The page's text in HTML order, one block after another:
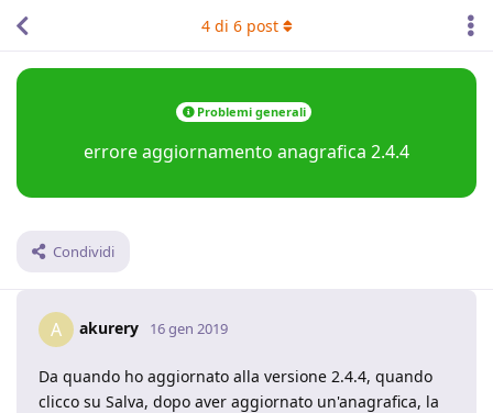
Problemi generali
errore aggiornamento anagrafica 2.4.4
Condividi
4di 6post
A akurery 16 gen 2019
Da quando ho aggiornato alla versione 2.4.4, quando
clicco su Salva, dopo aver aggiornato un'anagrafica, la